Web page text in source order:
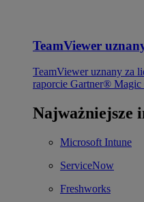
TeamViewer
TeamViewer uznany za
raporcie Gartner®
Najważniejsze
Microsoft Intune
ServiceNow
Freshworks